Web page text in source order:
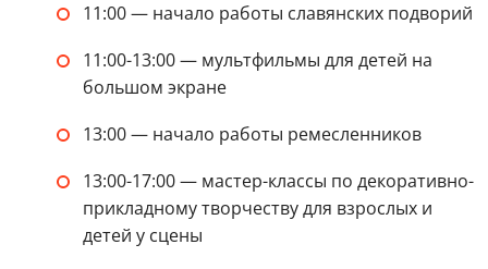
11:00 — начало работы славянских подворий
11:00-13:00 — мультфильмы для детей на
большом экране
13:00 — начало работы ремесленников
13:00-17:00 — мастер-классы по декоративно-
прикладному творчеству для взрослых и
детей у сцены